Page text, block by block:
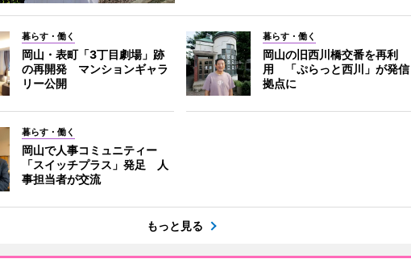
暮らす・働く
岡山・表町「3丁目劇場」跡
の再開発 マンションギャラ
リー公開
暮らす・働く
岡山の旧西川橋交番を再利
用 「ぷらっと西川」が発信
拠点に
暮らす・働く
岡山で人事コミュニティー
「スイッチプラス」発足 人
事担当者が交流
もっと見る